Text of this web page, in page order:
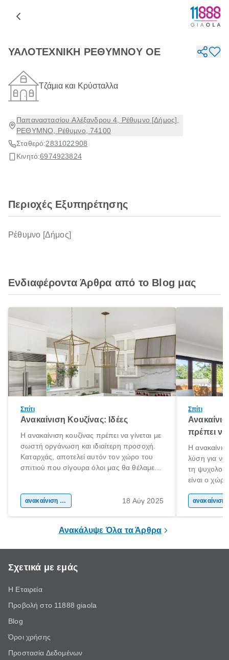
ΥΑΛΟΤΕΧΝΙΚΗ ΡΕΘΥΜΝΟΥ ΟΕ
Τζάμια και Κρύσταλλα
Παπαναστασίου Αλέξανδρου 4, Ρέθυμνο [Δήμος],
ΡΕΘΥΜΝΟ, Ρέθυμνο, 74100
Σταθερό:2831022908
Κινητό:6974923824
Περιοχές Εξυπηρέτησης
Ρέθυμνο [Δήμος]
Ενδιαφέροντα Άρθρα από το Blog μας
Σπίτι
Ανακαίνιση Κουζίνας: Ιδέες
Η ανακαίνιση κουζίνας πρέπει να γίνεται με
σωστή οργάνωση και ιδιαίτερη προσοχή.
Καταρχάς, αποτελεί αυτόν τον χώρο του
σπιτιού που σίγουρα όλοι μας θα θέλαμε
αναμφισβήτητα η “καρδιά” του σπιτιού.
ανακαίνιση σπιτιού 18 Αύγ 2025
Σπίτι
πρέπει να
Η
λύση για να
τη
είναι ο
Επομένως,
Ανακάλυψε Όλα τα Άρθρα
Σχετικά με εμάς
Η Εταιρεία
Προβολή στο 11888 giaola
Blog
Όροι χρήσης
Προστασία Δεδομένων